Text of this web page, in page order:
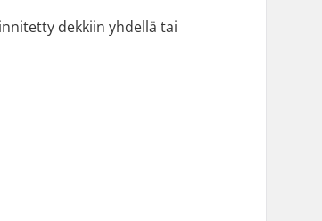
dekkiin yhdellä tai